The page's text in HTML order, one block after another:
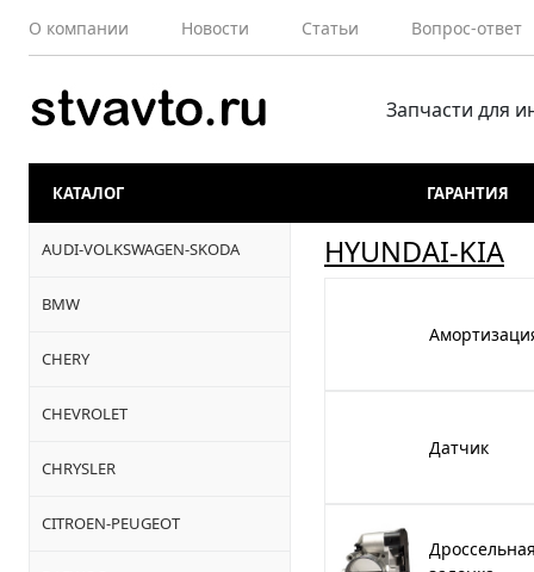
О компании Новости Статьи Вопрос-ответ
Запчасти для
КАТАЛОГ ГАРАНТИЯ
AUDI-VOLKSWAGEN-SKODA
BMW
CHERY
CHEVROLET
CHRYSLER
CITROEN-PEUGEOT
HYUNDAI-KIA
Датчик